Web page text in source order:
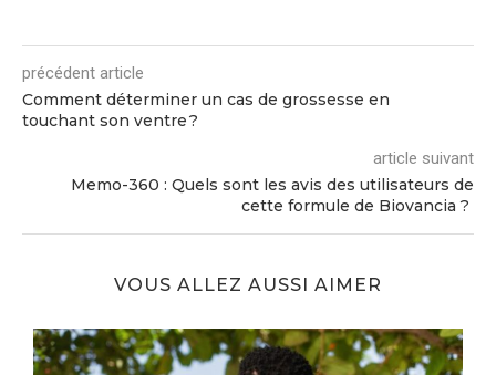
précédent article
Comment déterminer un cas de grossesse en
touchant son ventre ?
article suivant
Memo-360 : Quels sont les avis des utilisateurs de
cette formule de Biovancia ?
VOUS ALLEZ AUSSI AIMER